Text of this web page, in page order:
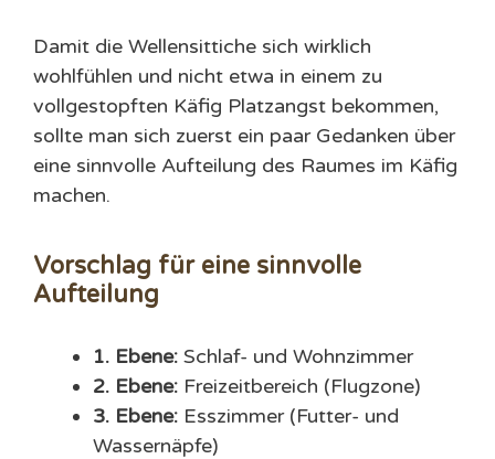
Damit die Wellensittiche sich wirklich
wohlfühlen und nicht etwa in einem zu
vollgestopften Käfig Platzangst bekommen,
sollte man sich zuerst ein paar Gedanken über
eine sinnvolle Aufteilung des Raumes im Käfig
machen.
Vorschlag für eine sinnvolle
Aufteilung
1. Ebene: Schlaf- und Wohnzimmer
2. Ebene: Freizeitbereich (Flugzone)
3. Ebene: Esszimmer (Futter- und
Wassernäpfe)